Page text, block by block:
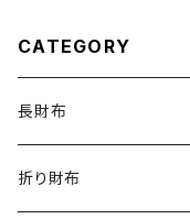
CATEGORY
長財布
折り財布